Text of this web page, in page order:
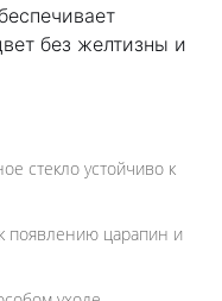
без желтизны и
стекло устойчиво к
появлению царапин и